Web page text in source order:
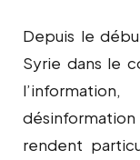
Depuis le
Syrie dans le
rendent